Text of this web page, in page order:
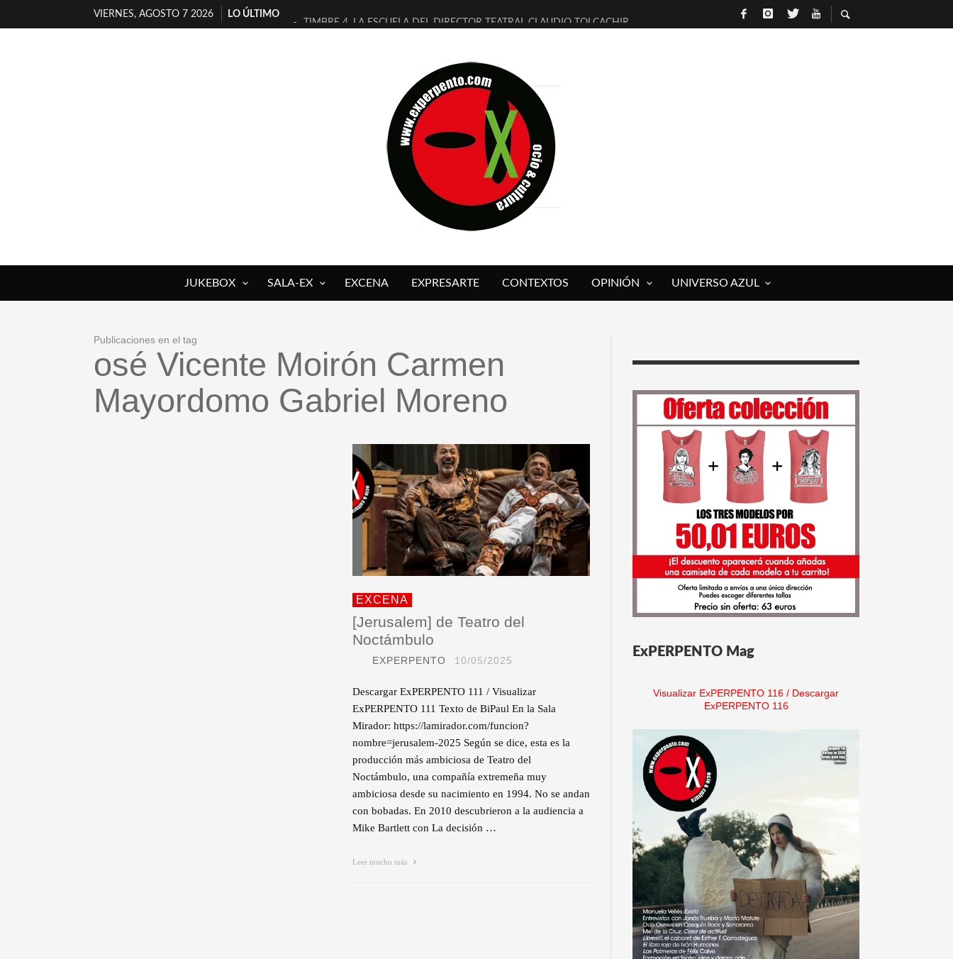
VIERNES, AGOSTO 7 2026
LO ÚLTIMO
TIMBRE 4, LA ESCUELA DEL DIRECTOR TEATRAL CLAUDIO TOLCACHIR
MILITARES JUDÍAS EN #EXVITA
D’BALDOMEROS REINVENTAN [BITÁCORA 3.0] EN EXVITA
MARSHALL FLASH PRESENTA EN EXVITA [RELATIVA SENCILLEZ]
JOFRE BARDAGÍ EN EXVITA INTERPRETANDO A SERRAT
YORCH PRESENTA [CURSO DE ARMONÍA PERSECUTORIA] EN EXVITA
MAGALÍ SARE NOS EXPLICA [DESCASADA]
«NO TENGO PUTOS SUEÑOS»
JUKEBOX SALA-EX EXCENA EXPRESARTE CONTEXTOS OPINIÓN UNIVERSO AZUL
Publicaciones en el tag
osé Vicente Moirón Carmen
Mayordomo Gabriel Moreno
EXCENA
[Jerusalem] de Teatro del
Noctámbulo
EXPERPENTO 10/05/2025
Descargar ExPERPENTO 111 / Visualizar
ExPERPENTO 111 Texto de BiPaul En la Sala
Mirador: https://lamirador.com/funcion?
nombre=jerusalem-2025 Según se dice, esta es la
producción más ambiciosa de Teatro del
Noctámbulo, una compañía extremeña muy
ambiciosa desde su nacimiento en 1994. No se andan
con bobadas. En 2010 descubrieron a la audiencia a
Mike Bartlett con La decisión …
Leer mucho más
ExPERPENTO Mag
Visualizar ExPERPENTO 116 / Descargar
ExPERPENTO 116